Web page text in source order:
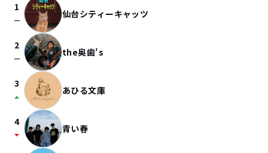
1
check_indeterminate_small 仙台シティーキャッツ
2
check_indeterminate_small the奥歯's
3
arrow_drop_up あひる文庫
4
arrow_drop_down 青い春